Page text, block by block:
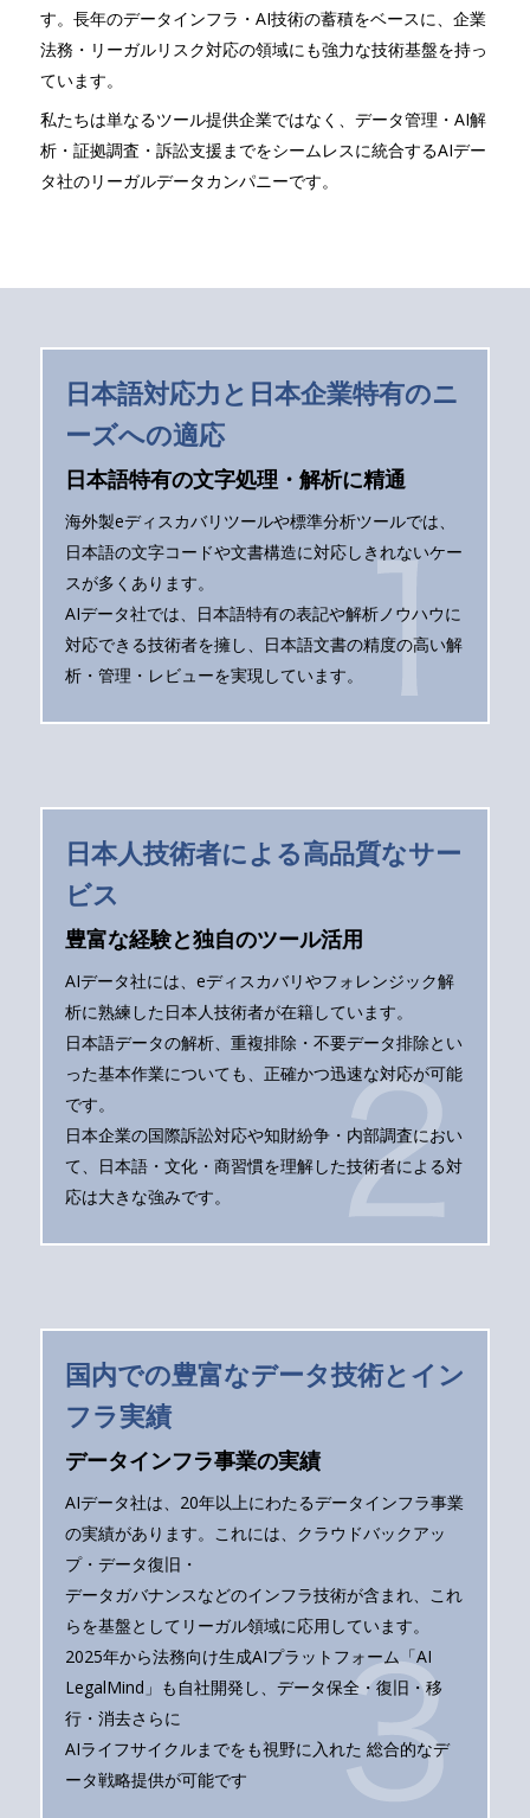
す。長年のデータインフラ・AI技術の蓄積をベースに、企業
法務・リーガルリスク対応の領域にも強力な技術基盤を持っ
ています。
私たちは単なるツール提供企業ではなく、データ管理・AI解
析・証拠調査・訴訟支援までをシームレスに統合するAIデー
タ社のリーガルデータカンパニーです。
日本語対応力と日本企業特有のニ
ーズへの適応
日本語特有の文字処理・解析に精通
海外製eディスカバリツールや標準分析ツールでは、
日本語の文字コードや文書構造に対応しきれないケー
スが多くあります。
AIデータ社では、日本語特有の表記や解析ノウハウに
対応できる技術者を擁し、日本語文書の精度の高い解
析・管理・レビューを実現しています。
日本人技術者による高品質なサー
ビス
豊富な経験と独自のツール活用
AIデータ社には、eディスカバリやフォレンジック解
析に熟練した日本人技術者が在籍しています。
日本語データの解析、重複排除・不要データ排除とい
った基本作業についても、正確かつ迅速な対応が可能
です。
日本企業の国際訴訟対応や知財紛争・内部調査におい
て、日本語・文化・商習慣を理解した技術者による対
応は大きな強みです。
国内での豊富なデータ技術とイン
フラ実績
データインフラ事業の実績
AIデータ社は、20年以上にわたるデータインフラ事業
の実績があります。これには、クラウドバックアッ
プ・データ復旧・
データガバナンスなどのインフラ技術が含まれ、これ
らを基盤としてリーガル領域に応用しています。
2025年から法務向け生成AIプラットフォーム「AI
LegalMind」も自社開発し、データ保全・復旧・移
行・消去さらに
AIライフサイクルまでをも視野に入れた 総合的なデ
ータ戦略提供が可能です